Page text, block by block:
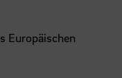
Europäischen